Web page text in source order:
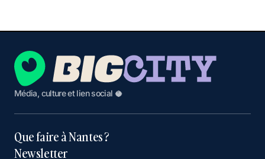
Média, culture et lien social 🥥
Que faire à Nantes ?
Newsletter